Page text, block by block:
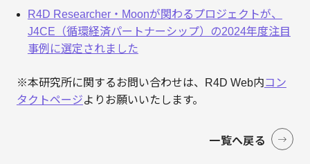
R4D Researcher・Moonが関わるプロジェクトが、
J4CE（循環経済パートナーシップ）の2024年度注目
事例に選定されました
※本研究所に関するお問い合わせは、R4D Web内コン
タクトページよりお願いいたします。
一覧へ戻る